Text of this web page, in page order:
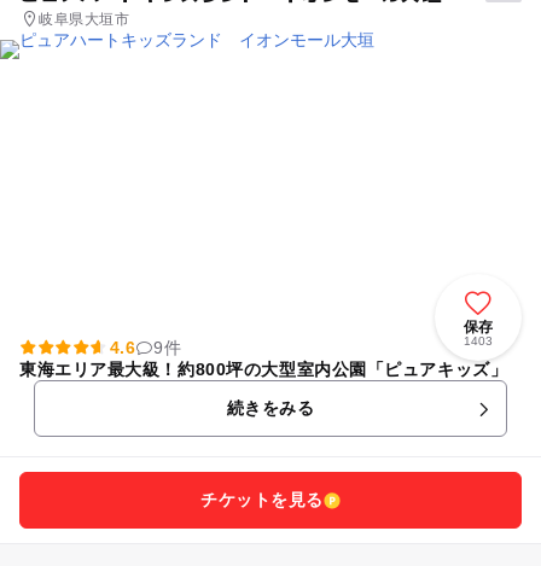
岐阜県大垣市
保存
1403
4.6
9件
東海エリア最大級！約800坪の大型室内公園「ピュアキッズ」
続きをみる
チケットを見る